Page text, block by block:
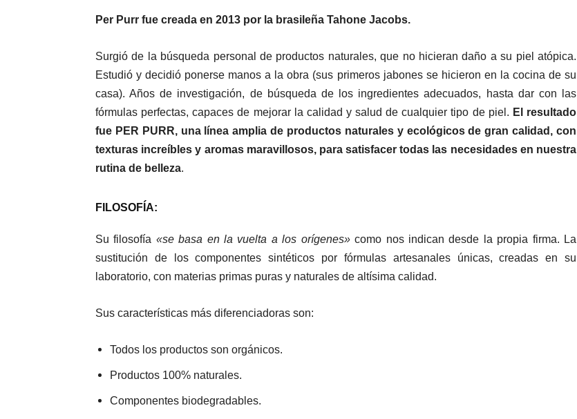
Per Purr fue creada en 2013 por la brasileña Tahone Jacobs.
Surgió de la búsqueda personal de productos naturales, que no hicieran daño a su piel atópica.
Estudió y decidió ponerse manos a la obra (sus primeros jabones se hicieron en la cocina de su
casa). Años de investigación, de búsqueda de los ingredientes adecuados, hasta dar con las
fórmulas perfectas, capaces de mejorar la calidad y salud de cualquier tipo de piel. El resultado
fue PER PURR, una línea amplia de productos naturales y ecológicos de gran calidad, con
texturas increíbles y aromas maravillosos, para satisfacer todas las necesidades en nuestra
rutina de belleza.
FILOSOFÍA:
Su filosofía «se basa en la vuelta a los orígenes»como nos indican desde la propia firma. La
sustitución de los componentes sintéticos por fórmulas artesanales únicas, creadas en su
laboratorio, con materias primas puras y naturales de altísima calidad.
Sus características más diferenciadoras son:
Todos los productos son orgánicos.
Productos 100% naturales.
Componentes biodegradables.